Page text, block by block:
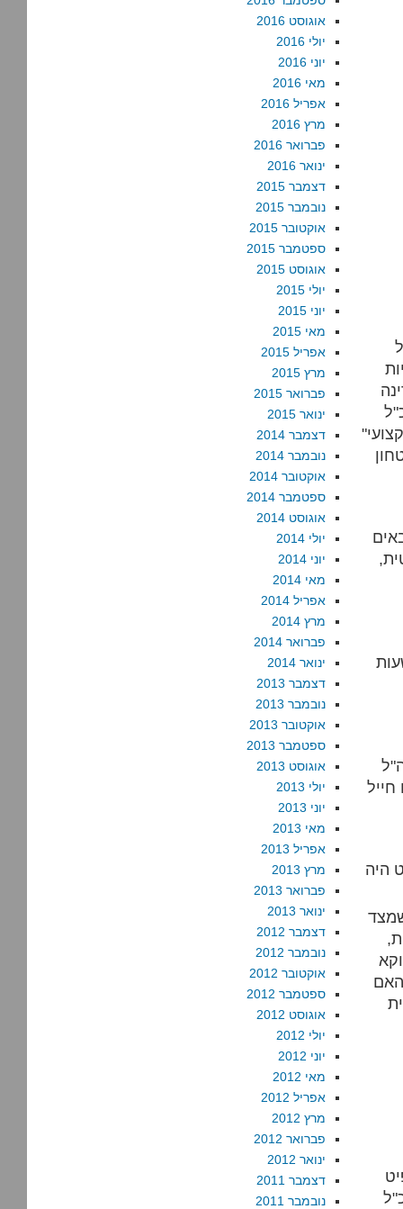
היה
אוגוסט 2016
יולי 2016
יוני 2016
מאי 2016
אפריל 2016
מרץ 2016
פברואר 2016
ינואר 2016
דצמבר 2015
נובמבר 2015
אוקטובר 2015
ספטמבר 2015
אוגוסט 2015
יולי 2015
יוני 2015
מאי 2015
אפריל 2015
מרץ 2015
פברואר 2015
ינואר 2015
דצמבר 2014
נובמבר 2014
אוקטובר 2014
ספטמבר 2014
אוגוסט 2014
יולי 2014
יוני 2014
מאי 2014
אפריל 2014
מרץ 2014
פברואר 2014
ינואר 2014
דצמבר 2013
נובמבר 2013
אוקטובר 2013
ספטמבר 2013
אוגוסט 2013
יולי 2013
יוני 2013
מאי 2013
אפריל 2013
מרץ 2013
פברואר 2013
ינואר 2013
דצמבר 2012
נובמבר 2012
אוקטובר 2012
ספטמבר 2012
אוגוסט 2012
יולי 2012
יוני 2012
מאי 2012
אפריל 2012
מרץ 2012
פברואר 2012
ינואר 2012
דצמבר 2011
נובמבר 2011